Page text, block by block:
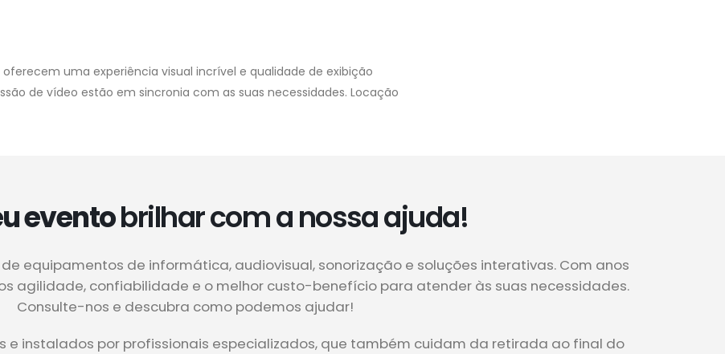
uma experiência visual incrível e qualidade de exibição
de vídeo estão em sincronia com as suas necessidades. Locação
eventobrilhar com a nossa ajuda!
equipamentos de informática, audiovisual, sonorização e soluções interativas. Com anos
agilidade, confiabilidade e o melhor custo-benefício para atender às suas necessidades.
Consulte-nos e descubra como podemos ajudar!
e instalados por profissionais especializados, que também cuidam da retirada ao final do